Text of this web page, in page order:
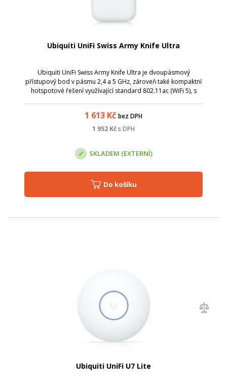
Ubiquiti UniFi Swiss Army Knife Ultra
Ubiquiti UniFi Swiss Army Knife Ultra je dvoupásmový
přístupový bod v pásmu 2,4 a 5 GHz, zároveň také kompaktní
hotspotové řešení využívající standard 802.11ac (WiFi 5), s
1 613 Kč bez DPH
1 952 Kčs DPH
SKLADEM (EXTERNÍ)
Do košíku
Ubiquiti UniFi U7 Lite